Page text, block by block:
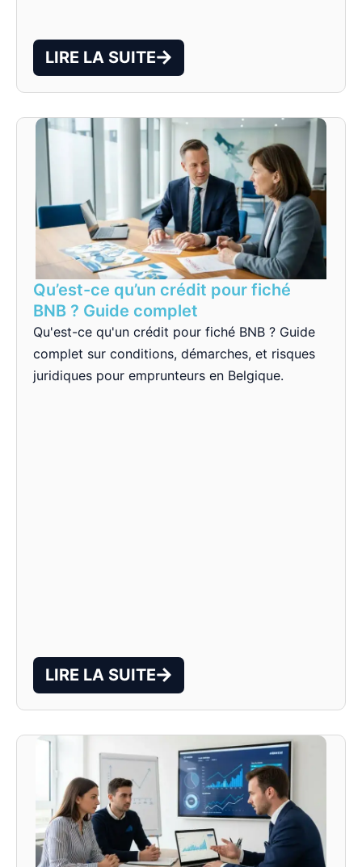
LIRE LA SUITE
Qu’est-ce qu’un crédit pour fiché
BNB ? Guide complet
Qu'est-ce qu'un crédit pour fiché BNB ? Guide
complet sur conditions, démarches, et risques
juridiques pour emprunteurs en Belgique.
LIRE LA SUITE